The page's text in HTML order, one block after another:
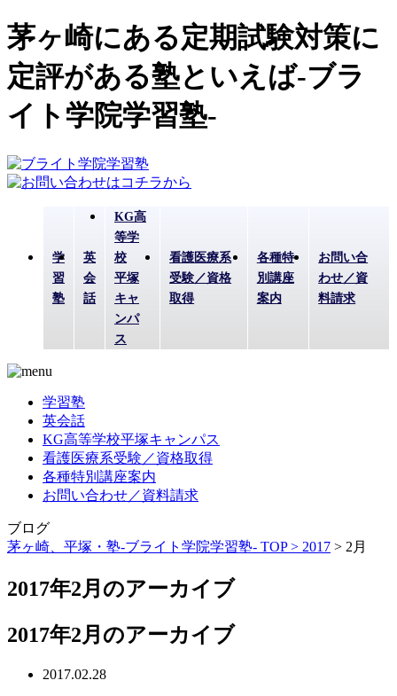
茅ヶ崎にある定期試験対策に
定評がある塾といえば-ブラ
イト学院学習塾-
学
習
塾
英
会
話
KG高
等学
校
平塚
キャ
ンパ
ス
看護医療系
受験／資格
取得
各種特
別講座
案内
お問い合
わせ／資
料請求
学習塾
英会話
KG高等学校平塚キャンパス
看護医療系受験／資格取得
各種特別講座案内
お問い合わせ／資料請求
ブログ
茅ヶ崎、平塚・塾-ブライト学院学習塾- TOP > 2017 > 2月
2017年2月のアーカイブ
2017年2月のアーカイブ
2017.02.28